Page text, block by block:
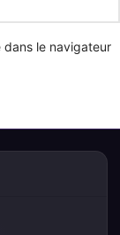
dans le navigateur